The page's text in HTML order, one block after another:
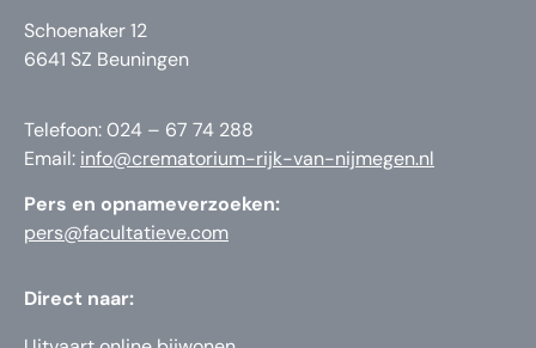
Schoenaker 12
6641 SZ Beuningen
Telefoon: 024 – 67 74 288
Email: info@crematorium-rijk-van-nijmegen.nl
Pers en opnameverzoeken:
pers@facultatieve.com
Direct naar: